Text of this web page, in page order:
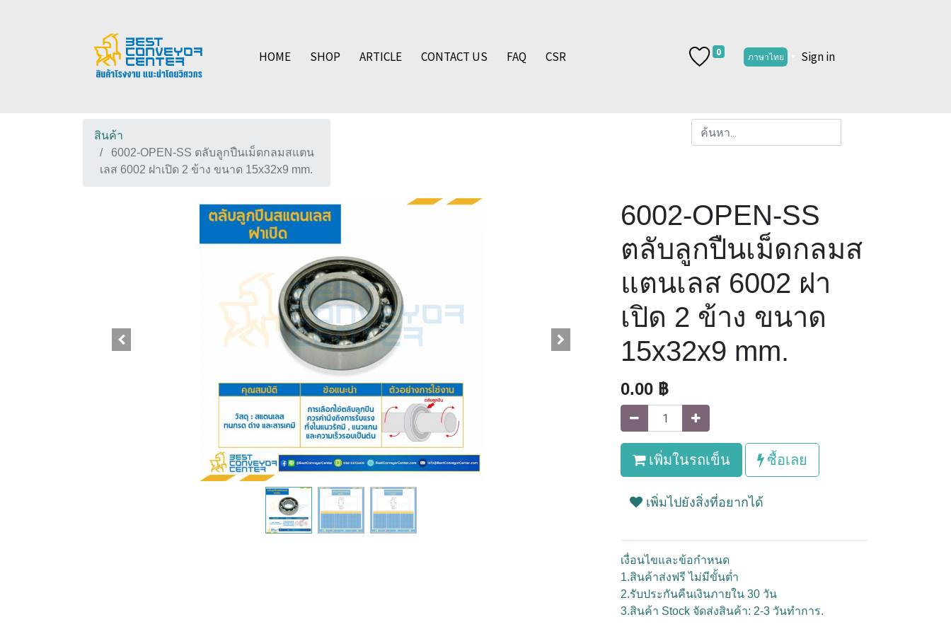
HOME SHOP ARTICLE CONTACT US FAQ CSR 0 ภาษาไทย Sign in
สินค้า
6002-OPEN-SS ตลับลูกปืนเม็ดกลมสแตน
เลส 6002 ฝาเปิด 2 ข้าง ขนาด 15x32x9 mm.
6002-OPEN-SS
ตลับลูกปืนเม็ดกลมส
แตนเลส 6002 ฝา
เปิด 2 ข้าง ขนาด
15x32x9 mm.
0.00 ฿
เพิ่มในรถเข็น ซื้อเลย
เพิ่มไปยังสิ่งที่อยากได้
เงื่อนไขและข้อกำหนด
1.สินค้าส่งฟรี ไม่มีขั้นต่ำ
2.รับประกันคืนเงินภายใน 30 วัน
3.สินค้า Stock จัดส่งสินค้า: 2-3 วันทำการ.